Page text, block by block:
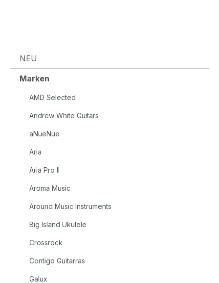
NEU
Marken
AMD Selected
Andrew White Guitars
aNueNue
Aria
Aria Pro II
Aroma Music
Around Music Instruments
Big Island Ukulele
Crossrock
Contigo Guitarras
Galux